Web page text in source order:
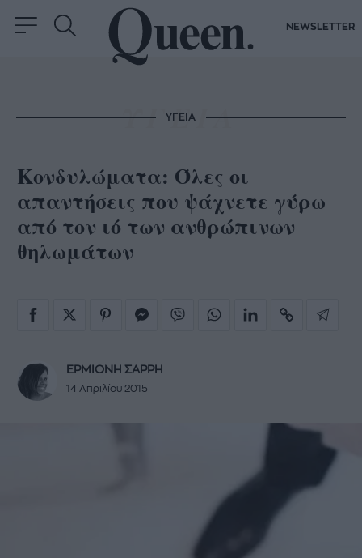
NEWSLETTER
ΥΓΕΙΑ
Κονδυλώματα: Όλες οι
απαντήσεις που ψάχνετε γύρω
από τον ιό των ανθρώπινων
θηλωμάτων
ΕΡΜΙΟΝΗ ΣΑΡΡΗ
14 Απριλίου 2015